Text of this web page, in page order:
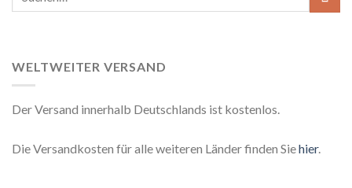
nach:
WELTWEITER VERSAND
Der Versand innerhalb Deutschlands ist kostenlos.
Die Versandkosten für alle weiteren Länder finden Siehier.